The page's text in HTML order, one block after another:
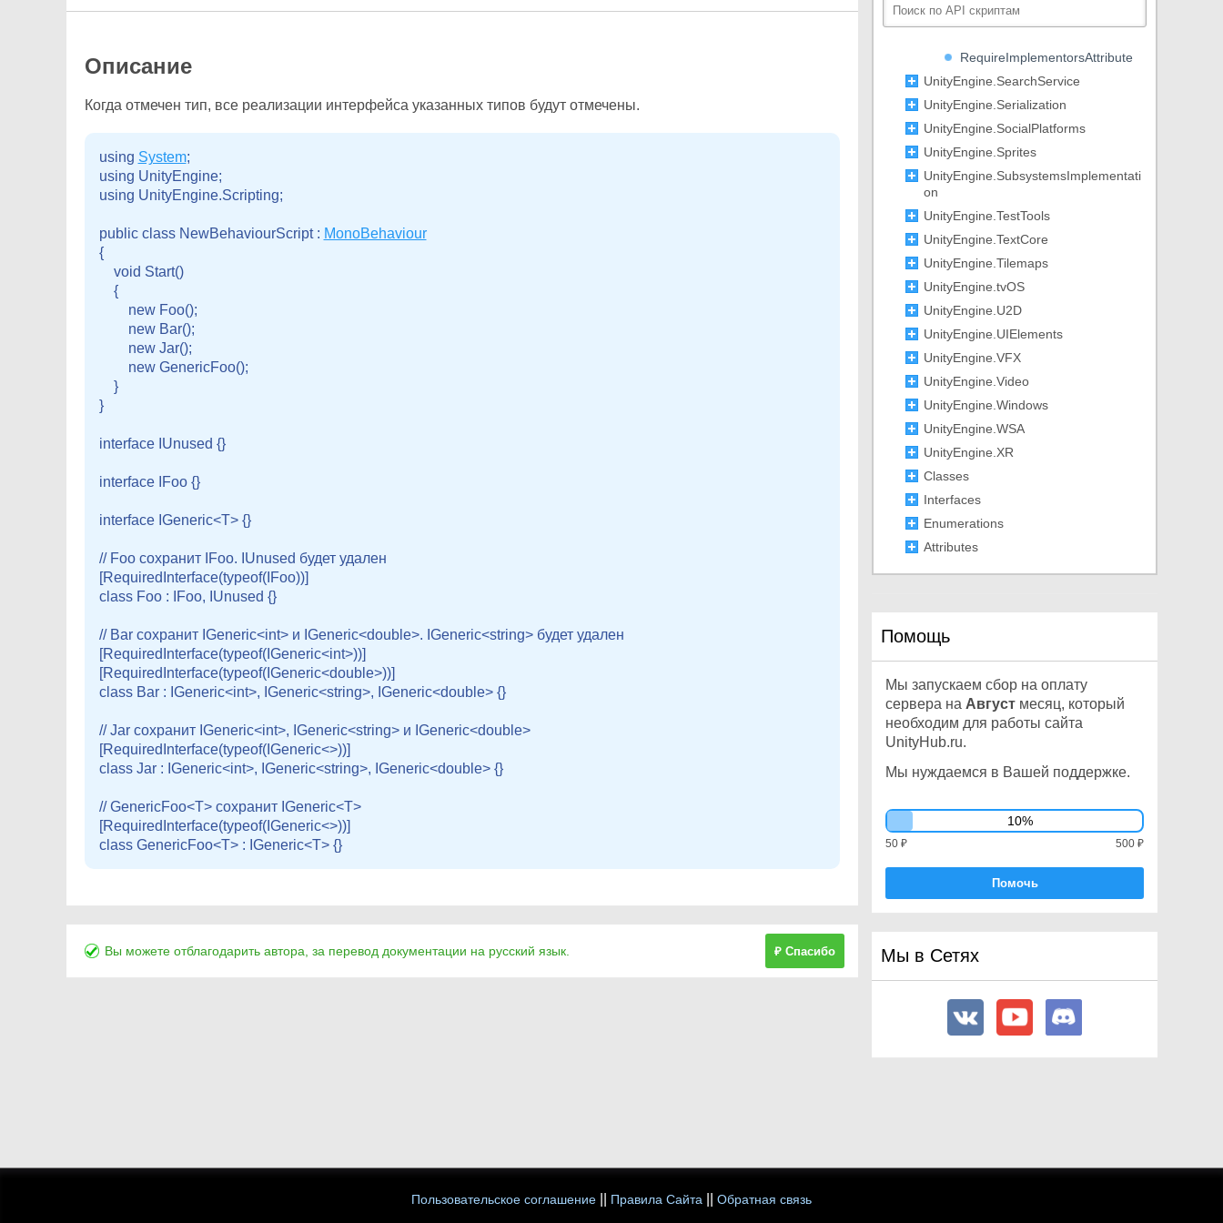
Описание
Когда отмечен тип, все реализации интерфейса указанных типов будут отмечены.
using System;
using UnityEngine;
using UnityEngine.Scripting;
public class NewBehaviourScript : MonoBehaviour
{
    void Start()
    {
        new Foo();
        new Bar();
        new Jar();
        new GenericFoo
();
    }
}
interface IUnused {}
interface IFoo {}
interface IGeneric<T> {}
// Foo сохранит IFoo. IUnused будет удален
[RequiredInterface(typeof(IFoo))]
class Foo : IFoo, IUnused {}
// Bar сохранит IGeneric<int> и IGeneric<double>. IGeneric<string> будет удален
[RequiredInterface(typeof(IGeneric<int>))]
[RequiredInterface(typeof(IGeneric<double>))]
class Bar : IGeneric<int>, IGeneric<string>, IGeneric<double> {}
// Jar сохранит IGeneric<int>, IGeneric<string> и IGeneric<double>
[RequiredInterface(typeof(IGeneric<>))]
class Jar : IGeneric<int>, IGeneric<string>, IGeneric<double> {}
// GenericFoo<T> сохранит IGeneric<T>
[RequiredInterface(typeof(IGeneric<>))]
class GenericFoo<T> : IGeneric<T> {}
Вы можете отблагодарить автора, за перевод документации на русский язык. ₽ Спасибо
RequiredInterfaceAttribute
RequireImplementorsAttribute
UnityEngine.SearchService
UnityEngine.Serialization
UnityEngine.SocialPlatforms
UnityEngine.Sprites
UnityEngine.SubsystemsImplementati
on
UnityEngine.TestTools
UnityEngine.TextCore
UnityEngine.Tilemaps
UnityEngine.tvOS
UnityEngine.U2D
UnityEngine.UIElements
UnityEngine.VFX
UnityEngine.Video
UnityEngine.Windows
UnityEngine.WSA
UnityEngine.XR
Classes
Interfaces
Enumerations
Attributes
Assemblies
Other
Помощь
Мы запускаем сбор на оплату
сервера на Август месяц, который
необходим для работы сайта
UnityHub.ru.
Мы нуждаемся в Вашей поддержке.
10%
500 ₽
50 ₽
Помочь
Мы в Сетях
Пользовательское соглашение Правила Сайта Обратная связь